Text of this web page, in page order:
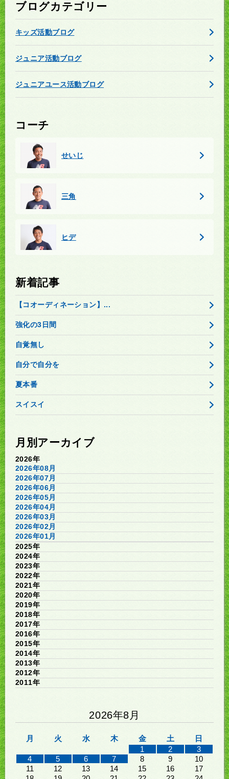
ブログカテゴリー
キッズ活動ブログ
ジュニア活動ブログ
ジュニアユース活動ブログ
コーチ
せいじ
三角
ヒデ
新着記事
【コオーディネーション】...
強化の3日間
自覚無し
自分で自分を
夏本番
スイスイ
月別アーカイブ
2026年
2026年08月
2026年07月
2026年06月
2026年05月
2026年04月
2026年03月
2026年02月
2026年01月
2025年
2024年
2023年
2022年
2021年
2020年
2019年
2018年
2017年
2016年
2015年
2014年
2013年
2012年
2011年
2026年8月
月 火 水 木 金 土
日
1
2
3
4
5 6 7 8 9
10
11
12 13 14 15 16
17